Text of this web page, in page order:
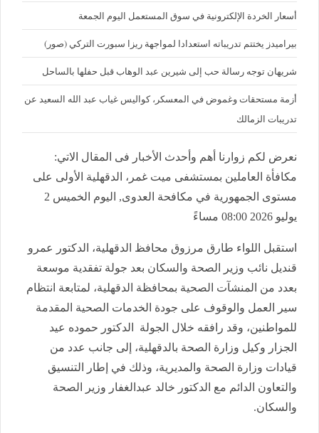
أسعار الخردة الإلكترونية في سوق المستعمل اليوم الجمعة
بيراميدز يختتم تدريباته استعدادا لمواجهة ريزا سبورت التركي (صور)
شريهان توجه رسالة حب إلى شيرين عبد الوهاب قبل حفلها بالساحل
أزمة مستحقات وغموض في المعسكر، كواليس غياب عبد الله السعيد عن
تدريبات الزمالك
نعرض لكم زوارنا أهم وأحدث الأخبار فى المقال الاتي:
مكافأة العاملين بمستشفى ميت غمر، الدقهلية الأولى على
مستوى الجمهورية في مكافحة العدوى, اليوم الخميس 2
يوليو 2026 08:00 مساءً
استقبل اللواء طارق مرزوق محافظ الدقهلية، الدكتور عمرو
قنديل نائب وزير الصحة والسكان بعد جولة تفقدية موسعة
بعدد من المنشآت الصحية بمحافظة الدقهلية، لمتابعة انتظام
سير العمل والوقوف على جودة الخدمات الصحية المقدمة
للمواطنين، وقد رافقه خلال الجولة الدكتور حموده عيد
الجزار وكيل وزارة الصحة بالدقهلية، إلى جانب عدد من
قيادات وزارة الصحة والمديرية، وذلك في إطار التنسيق
والتعاون الدائم مع الدكتور خالد عبدالغفار وزير الصحة
والسكان.